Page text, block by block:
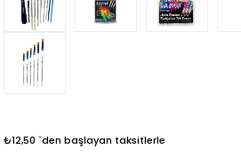
₺12,50 `den başlayan taksitlerle